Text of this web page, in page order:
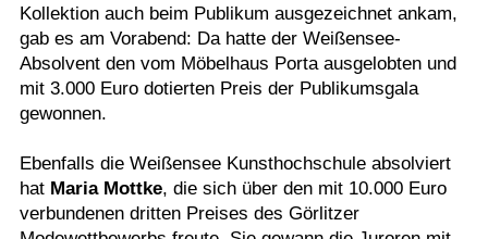
Kollektion auch beim Publikum ausgezeichnet ankam,
gab es am Vorabend: Da hatte der Weißensee-
Absolvent den vom Möbelhaus Porta ausgelobten und
mit 3.000 Euro dotierten Preis der Publikumsgala
gewonnen.
Ebenfalls die Weißensee Kunsthochschule absolviert
hat Maria Mottke, die sich über den mit 10.000 Euro
verbundenen dritten Preises des Görlitzer